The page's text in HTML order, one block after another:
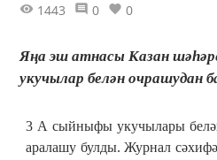
1443 0 0
Яңа эш атнасы Казан
укучылар белән очрашудан
3 А сыйныфы укучылары
аралашу булды. Журнал